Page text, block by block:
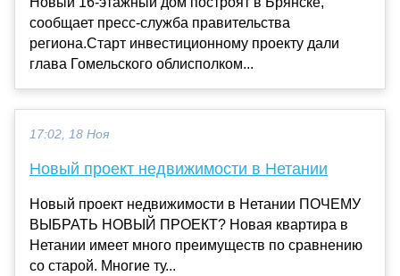
сообщает пресс-служба правительства
региона.Старт инвестиционному проекту дали
глава Гомельского облисполком...
17:02, 18 Ноя
Новый проект недвижимости в Нетании
Новый проект недвижимости в Нетании ПОЧЕМУ
ВЫБРАТЬ НОВЫЙ ПРОЕКТ? Новая квартира в
Нетании имеет много преимуществ по сравнению
со старой. Многие ту...